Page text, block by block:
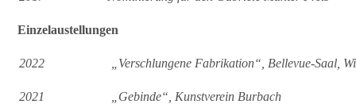
Einzelaustellungen
2022 „Verschlungene Fabrikation“, Bellevue-Saal,
2021 „Gebinde“, Kunstverein Burbach